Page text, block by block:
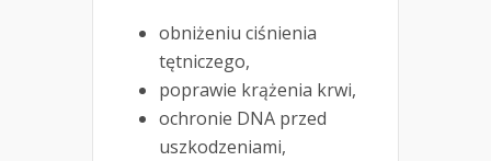
obniżeniu ciśnienia
tętniczego,
poprawie krążenia krwi,
ochronie DNA przed
uszkodzeniami,